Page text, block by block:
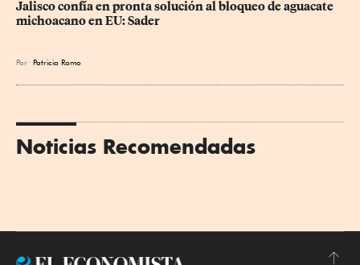
Jalisco confía en pronta solución al bloqueo de aguacate
michoacano en EU: Sader
Por Patricia Romo
Noticias Recomendadas